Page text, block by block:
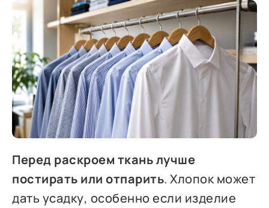
Перед раскроем ткань лучше
постирать или отпарить. Хлопок может
дать усадку, особенно если изделие